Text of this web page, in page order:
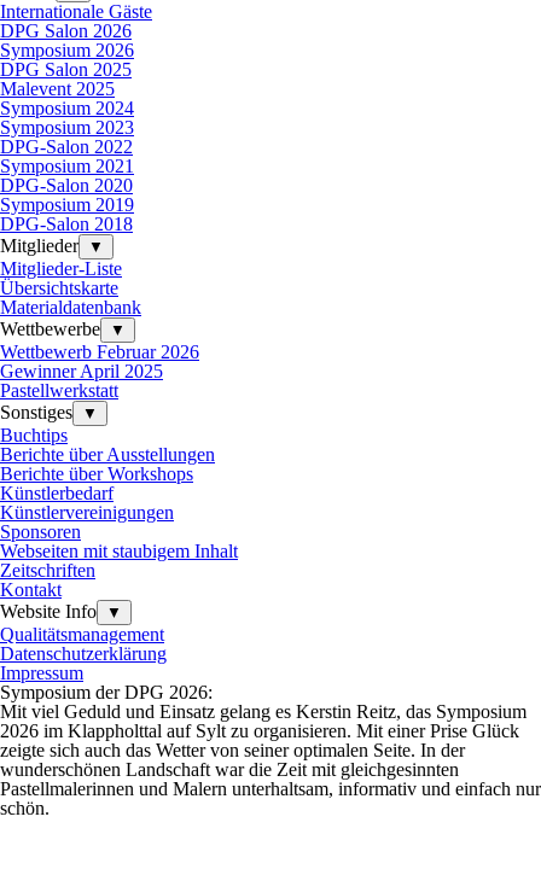
Internationale Gäste
DPG Salon 2026
Symposium 2026
DPG Salon 2025
Malevent 2025
Symposium 2024
Symposium 2023
DPG-Salon 2022
Symposium 2021
DPG-Salon 2020
Symposium 2019
DPG-Salon 2018
Mitglieder
▼
Mitglieder-Liste
Übersichtskarte
Materialdatenbank
Wettbewerbe
▼
Wettbewerb Februar 2026
Gewinner April 2025
Pastellwerkstatt
Sonstiges
▼
Buchtips
Berichte über Ausstellungen
Berichte über Workshops
Künstlerbedarf
Künstlervereinigungen
Sponsoren
Webseiten mit staubigem Inhalt
Zeitschriften
Kontakt
Website Info
▼
Qualitätsmanagement
Datenschutzerklärung
Impressum
Symposium der DPG 2026:
Mit viel Geduld und Einsatz gelang es Kerstin Reitz, das Symposium
2026 im Klappholttal auf Sylt zu organisieren. Mit einer Prise Glück
zeigte sich auch das Wetter von seiner optimalen Seite. In der
wunderschönen Landschaft war die Zeit mit gleichgesinnten
Pastellmalerinnen und Malern unterhaltsam, informativ und einfach nur
schön.